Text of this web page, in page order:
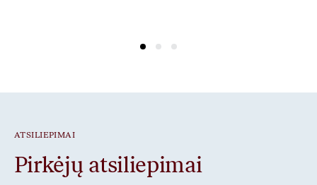
ATSILIEPIMAI
Pirkėjų atsiliepimai